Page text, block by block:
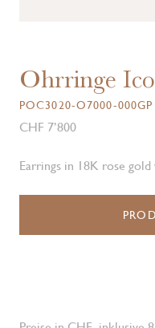
Ohrringe
POC3020-O7000-000GP
CHF 7’800
Earrings in 18K rose